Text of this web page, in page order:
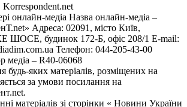
онлайн-медіа Назва онлайн-медіа –
Адреса: 02091, місто Київ,
ШОСЕ, будинок 172-Б, офіс 208/1 E-mail:
Телефон: 044-205-43-00
медіа – R40-06068
будь-яких матеріалів, розміщених на
за умови посилання на
матеріалів зі сторінки « Новини України